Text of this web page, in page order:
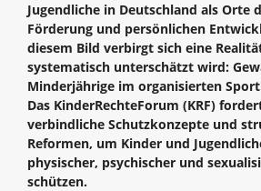
Jugendliche in Deutschland als Orte
Förderung und persönlichen
diesem Bild verbirgt sich eine
systematisch unterschätzt wird:
Minderjährige im organisierten
Das KinderRechteForum (KRF)
verbindliche Schutzkonzepte und
Reformen, um Kinder und
physischer, psychischer und
schützen.